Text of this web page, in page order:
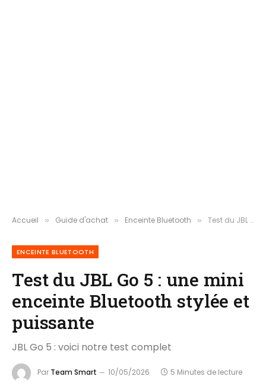
Accueil » Guide d'achat » Enceinte Bluetooth » Test du JBL Go 5 : une mini enceinte Bluetooth stylée et puissante
ENCEINTE BLUETOOTH
Test du JBL Go 5 : une mini
enceinte Bluetooth stylée et
puissante
JBL Go 5 : voici notre test complet
Par Team Smart 10/05/2026 5 Minutes de lecture